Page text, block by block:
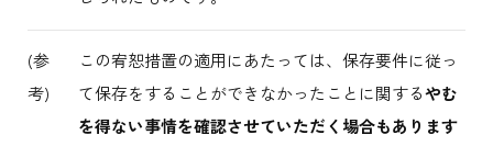
(参
考)
この宥恕措置の適用にあたっては、保存要件に従っ
て保存をすることができなかったことに関するやむ
を得ない事情を確認させていただく場合もあります